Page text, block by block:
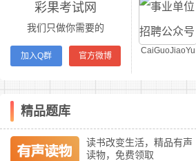
彩果考试网
我们只做你需要的
加入Q群 官方微博
CaiGuoJiaoYu
精品题库
读书改变生活，精品有声
读物，免费领取